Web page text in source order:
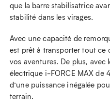
que la barre stabilisatrice
stabilité dans les virages.
Avec une capacité de
est prêt à transporter tout ce
vos aventures. De plus,
électrique i-FORCE MAX de
d’une puissance inégalée
terrain.